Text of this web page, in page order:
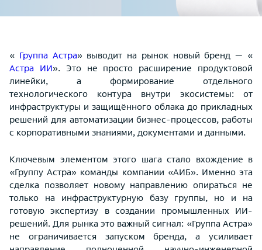
« Группа Астра» выводит на рынок новый бренд — «
Астра ИИ». Это не просто расширение продуктовой
линейки, а формирование отдельного
технологического контура внутри экосистемы: от
инфраструктуры и защищённого облака до прикладных
решений для автоматизации бизнес-процессов, работы
с корпоративными знаниями, документами и данными.
Ключевым элементом этого шага стало вхождение в
«Группу Астра» команды компании «АИБ». Именно эта
сделка позволяет новому направлению опираться не
только на инфраструктурную базу группы, но и на
готовую экспертизу в создании промышленных ИИ-
решений. Для рынка это важный сигнал: «Группа Астра»
не ограничивается запуском бренда, а усиливает